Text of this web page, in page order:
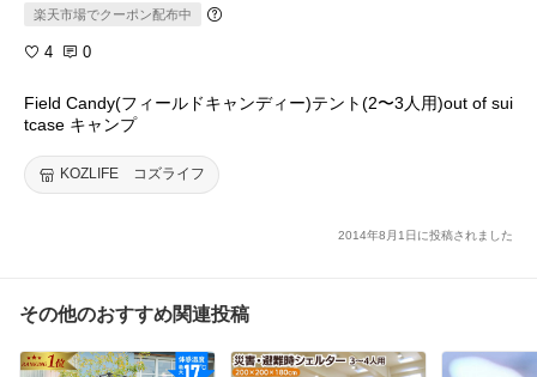
楽天市場でクーポン配布中
4 0
Field Candy(フィールドキャンディー)テント(2〜3人用)out of sui
tcase キャンプ
KOZLIFE コズライフ
2014年8月1日に投稿されました
その他のおすすめ関連投稿